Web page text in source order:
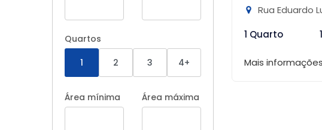
Quartos
1
2 3 4+
Área mínima Área máxima
Rua Eduardo
1 Quarto
Mais informações